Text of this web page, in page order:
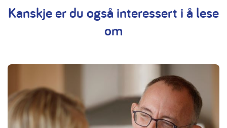
Kanskje er du også interessert i å lese
om